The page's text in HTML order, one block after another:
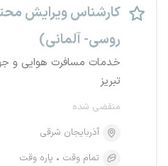
کارشناس ویرایش
روسی- آلمانی)
خدمات مسافرت هوایی و
تبریز
منقضی شده
آذربایجان شرقی
تمام وقت
پاره وقت